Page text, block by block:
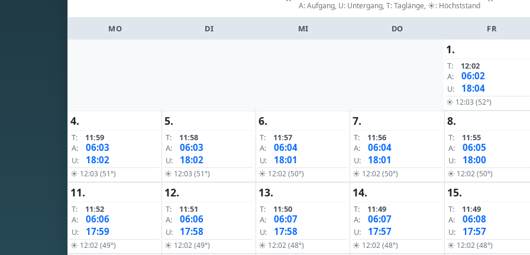
A: Aufgang, U: Untergang, T: Taglänge, ☀: Höchststand
MO DI MI DO FR
1.
T:
12:02
A:
06:02
U: 18:04
☀ 12:03 (52°)
4.
T:
11:59
A:
06:03
U: 18:02
☀ 12:03 (51°)
5.
T:
11:58
A:
06:03
U: 18:02
☀ 12:03 (51°)
6.
T:
11:57
A:
06:04
U: 18:01
☀ 12:02 (50°)
7.
T:
11:56
A:
06:04
U: 18:01
☀ 12:02 (50°)
8.
T:
11:55
A:
06:05
U: 18:00
☀ 12:02 (50°)
11.
T:
11:52
A:
06:06
U: 17:59
☀ 12:02 (49°)
12.
T:
11:51
A:
06:06
U: 17:58
☀ 12:02 (49°)
13.
T:
11:50
A:
06:07
U: 17:58
☀ 12:02 (48°)
14.
T:
11:49
A:
06:07
U: 17:57
☀ 12:02 (48°)
15.
T:
11:49
A:
06:08
U: 17:57
☀ 12:02 (48°)